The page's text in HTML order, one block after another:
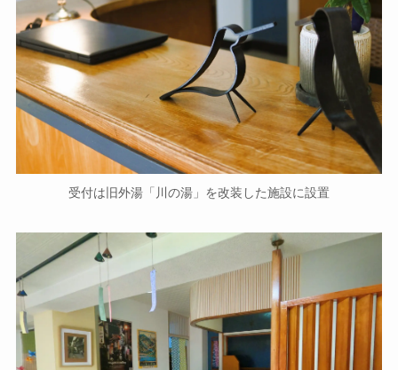
受付は旧外湯「川の湯」を改装した施設に設置